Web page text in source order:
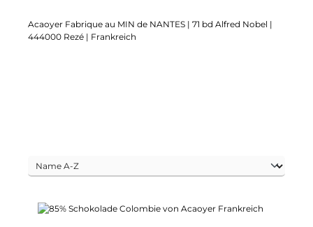
Acaoyer Fabrique au MIN de NANTES | 71 bd Alfred Nobel |
444000 Rezé | Frankreich